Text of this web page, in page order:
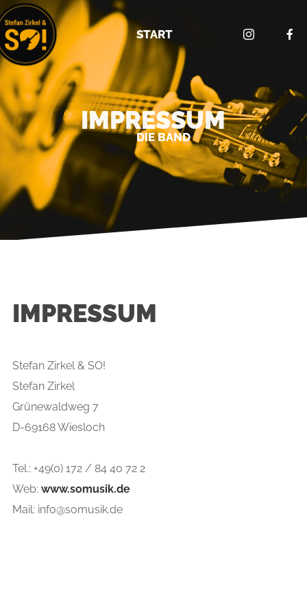
START
DIE BAND
IMPRESSUM
IMPRESSUM
Stefan Zirkel & SO!
Stefan Zirkel
Grünewaldweg 7
D-69168 Wiesloch
Tel.: +49(0) 172 / 84 40 72 2
Web: www.somusik.de
Mail: info@somusik.de